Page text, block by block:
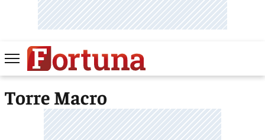
Torre Macro